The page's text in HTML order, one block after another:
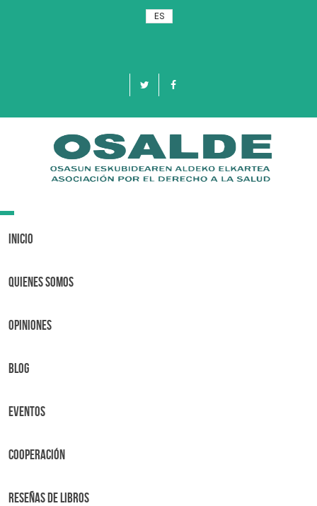
ES
Toggle
Inicio
Quienes Somos
OPINIONES
BLOG
Eventos
Cooperación
Reseñas de libros